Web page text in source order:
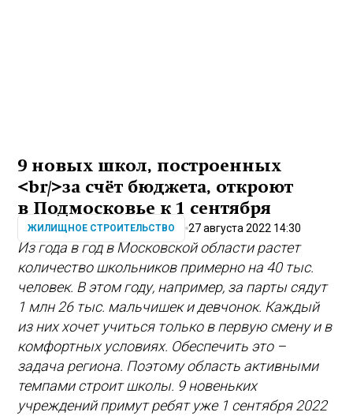
9 новых школ, построенных
<br/>за счёт бюджета, откроют
в Подмосковье к 1 сентября
ЖИЛИЩНОЕ СТРОИТЕЛЬСТВО 27 августа 2022 14:30
Из года в год в Московской области растет
количество школьников примерно на 40 тыс.
человек. В этом году, например, за парты сядут
1 млн 26 тыс. мальчишек и девчонок. Каждый
из них хочет учиться только в первую смену и в
комфортных условиях. Обеспечить это –
задача региона. Поэтому область активными
темпами строит школы. 9 новеньких
учреждений примут ребят уже 1 сентября 2022